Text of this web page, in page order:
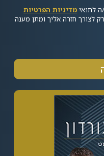
לתנאי מדיניות הפרטיות
לצורך חזרה אליך ומתן מענה